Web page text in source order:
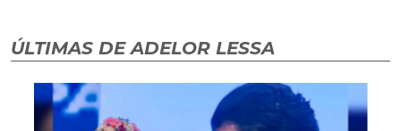
ÚLTIMAS DE ADELOR LESSA